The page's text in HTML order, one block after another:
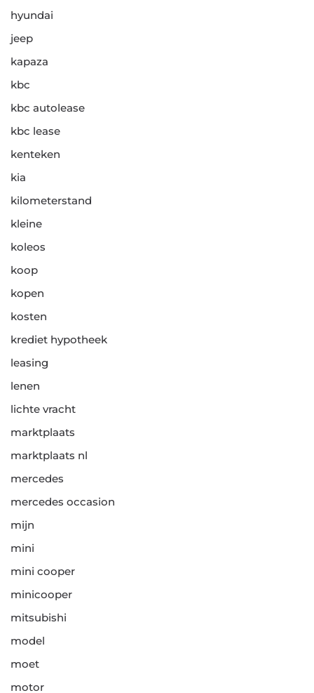
hyundai
jeep
kapaza
kbc
kbc autolease
kbc lease
kenteken
kia
kilometerstand
kleine
koleos
koop
kopen
kosten
krediet hypotheek
leasing
lenen
lichte vracht
marktplaats
marktplaats nl
mercedes
mercedes occasion
mijn
mini
mini cooper
minicooper
mitsubishi
model
moet
motor